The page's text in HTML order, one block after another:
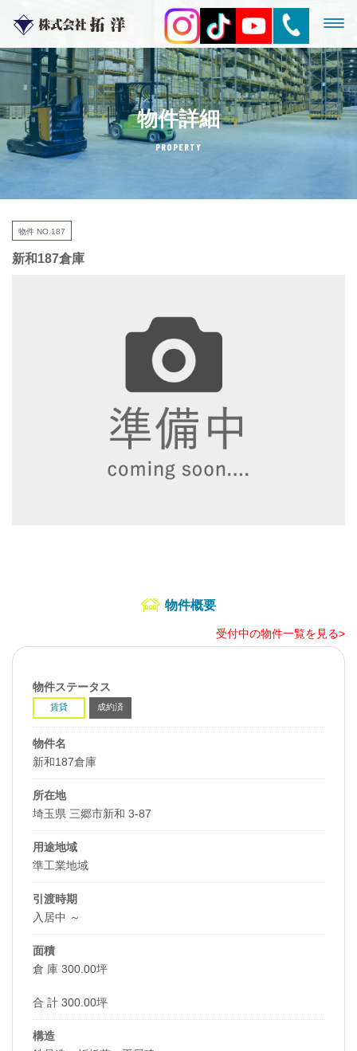
物件詳細
PROPERTY
物件 NO.187
新和187倉庫
物件概要
受付中の物件一覧を見る>
物件ステータス
賃貸 成約済
物件名
新和187倉庫
所在地
埼玉県 三郷市新和 3-87
用途地域
準工業地域
引渡時期
入居中 ～
面積
倉 庫 300.00坪
合 計 300.00坪
構造